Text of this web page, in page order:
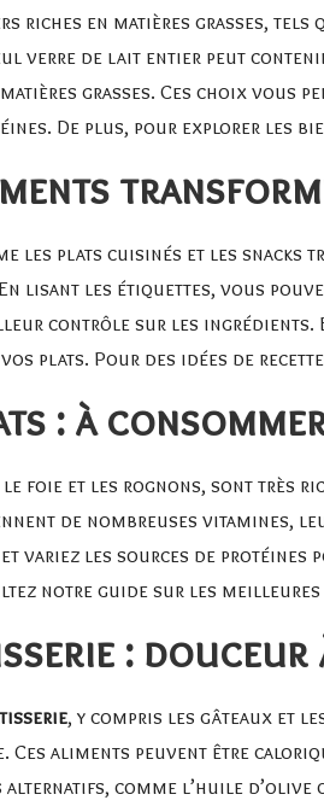
riches en matières grasses,
verre de lait entier peut
grasses. Ces choix
De plus, pour explorer les
les plats cuisinés et les
lisant les étiquettes, vous
contrôle sur les ingrédients.
plats. Pour des idées de
: à
foie et les rognons, sont très
de nombreuses vitamines,
variez les sources de
notre guide sur les
:
, y compris les gâteaux et
Ces aliments peuvent être
alternatifs, comme l’huile